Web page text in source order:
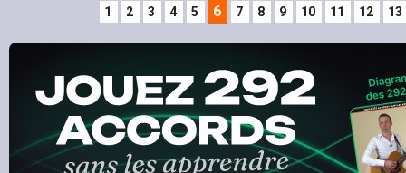
1 2 3 4 5 6 7 8 9 10 11 12 13